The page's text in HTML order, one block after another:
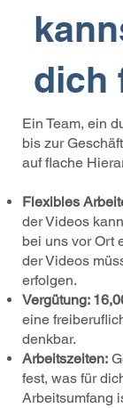
dich
Ein Team, ein
bis zur
auf flache
Flexibles
der Videos
bei uns vor Ort
der Videos
erfolgen.
Vergütung:
eine
denkbar.
Arbeitszeiten:
fest, was für
Arbeitsumfang